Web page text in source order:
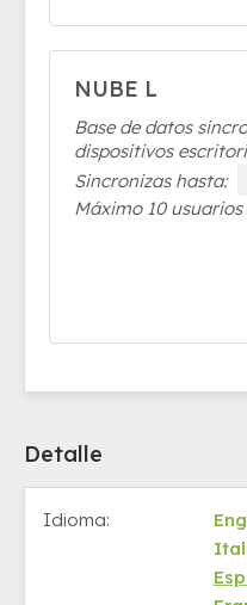
NUBE L
Base de datos
dispositivos
Sincronizas hasta:
Máximo 10
Detalle
Idioma: